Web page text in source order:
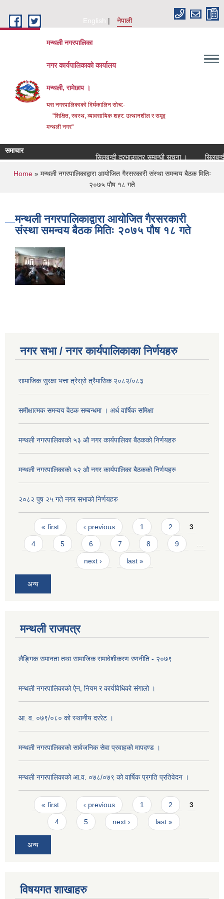
English
नेपाली
मन्थली नगरपालिका
नगर कार्यपालिकाको कार्यालय
मन्थली, रामेछाप ।
यस नगरपालिकाको दिर्घकालिन सोच:-
"शिक्षित, स्वस्थ, व्यावसायिक शहर: उत्थानशील र समृद्व
मन्थली नगर"
समाचार
सिलबन्दी दरभाउपत्र सम्बन्धी सूचना ।
सिलबन्दी
You are here
Home» मन्थली नगरपालिकाद्वारा आयोजित गैरसरकारी संस्था समन्वय बैठक मितिः
२०७५ पौष १८ गते
मन्थली नगरपालिकाद्वारा आयोजित गैरसरकारी
संस्था समन्वय बैठक मितिः २०७५ पौष १८ गते
नगर सभा / नगर कार्यपालिकाका निर्णयहरु
सामाजिक सुरक्षा भत्ता त्रेस्रो त्रैमासिक २०८२/०८३
समीक्षात्मक समन्वय वैठक सम्बन्धमा । अर्ध वार्षिक समिक्षा
मन्थली नगरपालिकाको ५३ औ नगर कार्यपालिका बैठकको निर्णयहरु
मन्थली नगरपालिकाको ५२ औ नगर कार्यपालिका बैठकको निर्णयहरु
२०८२ पुष २५ गते नगर सभाको निर्णयहरु
Pages
« first ‹ previous 1 2 3
4 5 6 7 8 9
next › last »
अन्य
मन्थली राजपत्र
लैङ्गिक समानता तथा सामाजिक समावेशीकरण रणनीति - २०७९
मन्थली नगरपालिकाको ऐन, नियम र कार्यविधिको संगालो ।
आ. व. ०७९/०८० को स्थानीय दररेट ।
मन्थली नगरपालिकाको सार्वजनिक सेवा प्रवाहको मापदण्ड ।
मन्थली नगरपालिकाको आ.व. ०७८/०७९ को वार्षिक प्रगति प्रतिवेदन ।
Pages
« first ‹ previous 1 2 3
4 5 next › last »
अन्य
विषयगत शाखाहरु